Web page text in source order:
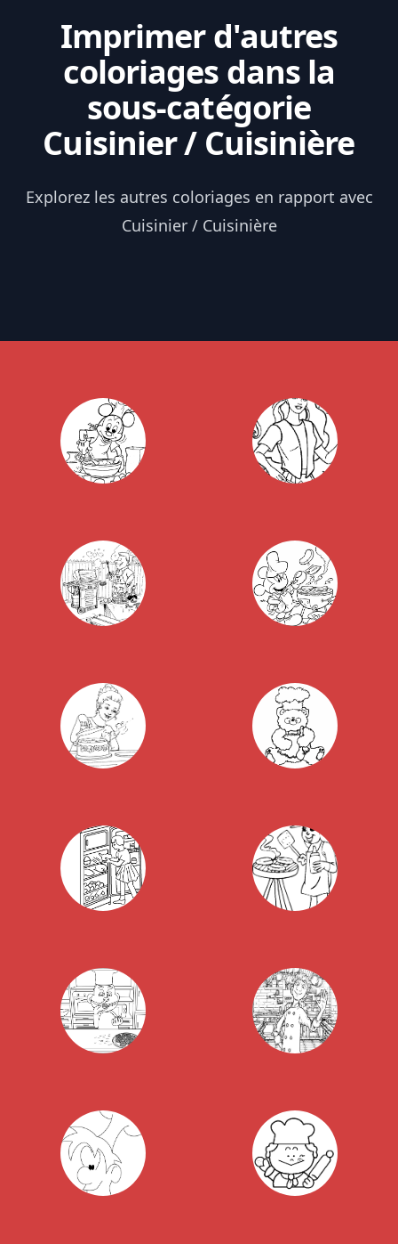
Imprimer d'autres
coloriages dans la
sous-catégorie
Cuisinier / Cuisinière
Explorez les autres coloriages en rapport avec
Cuisinier / Cuisinière